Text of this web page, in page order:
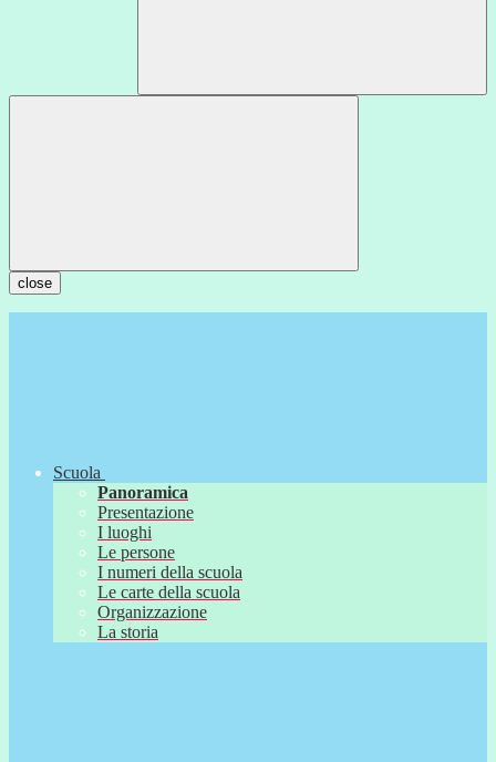
close
Scuola
Panoramica
Presentazione
I luoghi
Le persone
I numeri della scuola
Le carte della scuola
Organizzazione
La storia